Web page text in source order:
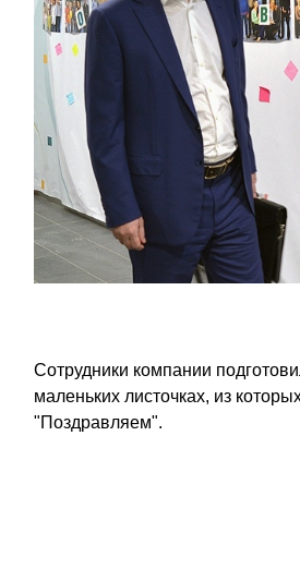
Сотрудники компании
маленьких листочках, из
"Поздравляем".